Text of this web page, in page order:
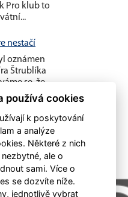
Pro klub to
nestačí
oznámen
Štrublíka
se, že
používá cookies
k poskytování
a analýze
Některé z nich
ale o
sami. Více o
se dozvíte níže.
jednotlivě vybrat